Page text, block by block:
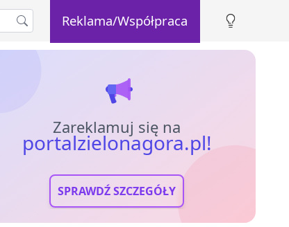
Reklama/Współpraca
Zareklamuj się na
portalzielonagora.pl!
SPRAWDŹ SZCZEGÓŁY